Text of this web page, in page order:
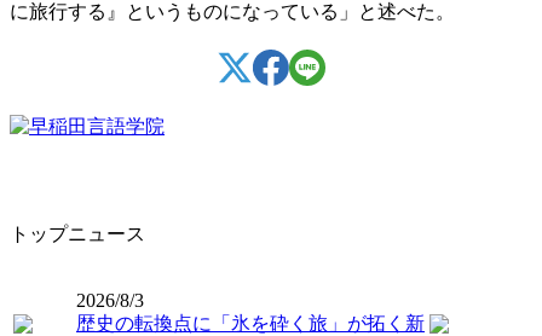
に旅行する』というものになっている」と述べた。
トップニュース
2026/8/3
歴史の転換点に「氷を砕く旅」が拓く新